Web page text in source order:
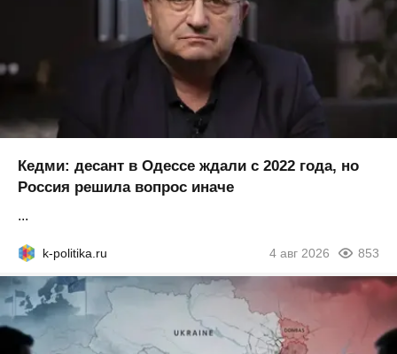
Кедми: десант в Одессе ждали с 2022 года, но
Россия решила вопрос иначе
...
k-politika.ru 4 авг 2026 853